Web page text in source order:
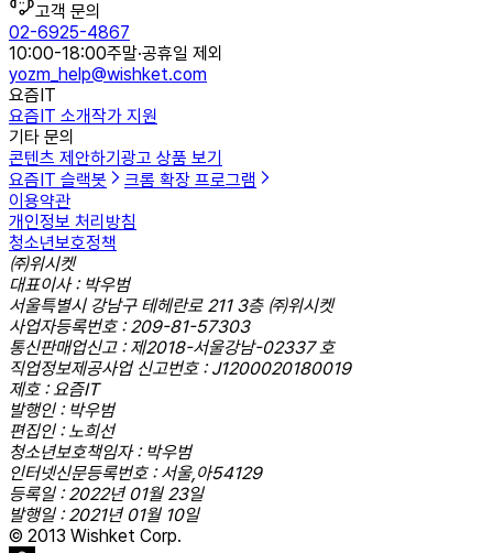
고객 문의
02-6925-4867
10:00-18:00주말·공휴일 제외
yozm_help@wishket.com
요즘IT
요즘IT 소개작가 지원
기타 문의
콘텐츠 제안하기 광고 상품 보기
요즘IT 슬랙봇
크롬 확장 프로그램
이용약관
개인정보 처리방침
청소년보호정책
㈜위시켓
대표이사 : 박우범
서울특별시 강남구 테헤란로 211 3층 ㈜위시켓
사업자등록번호 : 209-81-57303
통신판매업신고 : 제2018-서울강남-02337 호
직업정보제공사업 신고번호 : J1200020180019
제호 : 요즘IT
발행인 : 박우범
편집인 : 노희선
청소년보호책임자 : 박우범
인터넷신문등록번호 : 서울,아54129
등록일 : 2022년 01월 23일
발행일 : 2021년 01월 10일
© 2013 Wishket Corp.